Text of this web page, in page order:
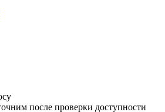
после проверки доступности